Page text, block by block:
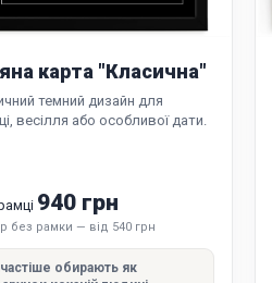
карта "Класична"
темний дизайн для
весілля або особливої дати.
940 грн
без рамки — від 540 грн
обирають як